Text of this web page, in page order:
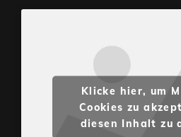
Klicke hier, um
Cookies zu
diesen Inhalt zu